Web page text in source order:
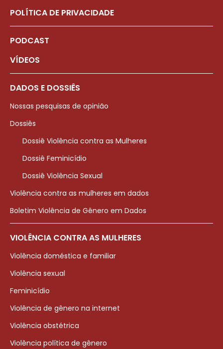
POLÍTICA DE PRIVACIDADE
PODCAST
VÍDEOS
DADOS E DOSSIÊS
Nossas pesquisas de opinião
Dossiês
Dossiê Violência contra as Mulheres
Dossiê Feminicídio
Dossiê Violência Sexual
Violência contra as mulheres em dados
Boletim Violência de Gênero em Dados
VIOLÊNCIA CONTRA AS MULHERES
Violência doméstica e familiar
Violência sexual
Feminicídio
Violência de gênero na internet
Violência obstétrica
Violência política de gênero